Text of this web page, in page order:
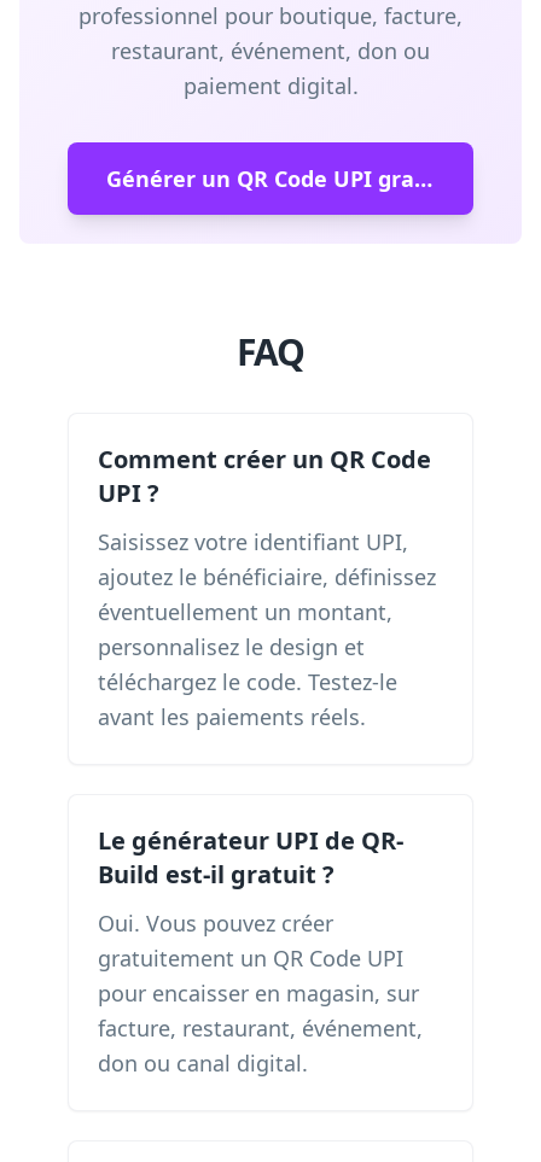
professionnel pour boutique, facture,
restaurant, événement, don ou
paiement digital.
Générer un QR Code UPI gratuit
FAQ
Comment créer un QR Code
UPI ?
Saisissez votre identifiant UPI,
ajoutez le bénéficiaire, définissez
éventuellement un montant,
personnalisez le design et
téléchargez le code. Testez-le
avant les paiements réels.
Le générateur UPI de QR-
Build est-il gratuit ?
Oui. Vous pouvez créer
gratuitement un QR Code UPI
pour encaisser en magasin, sur
facture, restaurant, événement,
don ou canal digital.